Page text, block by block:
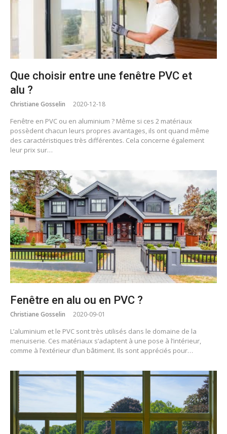
Que choisir entre une fenêtre PVC et
alu ?
Christiane Gosselin 2020-12-18
Fenêtre en PVC ou en aluminium ? Même si ces 2 matériaux
possèdent chacun leurs propres avantages, ils ont quand même
des caractéristiques très différentes. Cela concerne également
leur prix sur…
Fenêtre en alu ou en PVC ?
Christiane Gosselin 2020-09-01
L’aluminium et le PVC sont très utilisés dans le domaine de la
menuiserie. Ces matériaux s’adaptent à une pose à l’intérieur,
comme à l’extérieur d’un bâtiment. Ils sont appréciés pour…